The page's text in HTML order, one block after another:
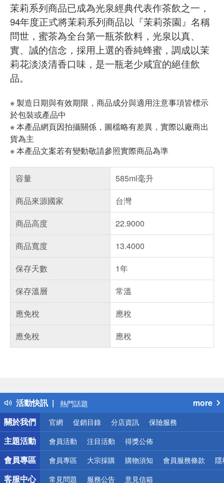
茉莉系列商品已成為光泉經典代表作茶飲之一，
94年度正式將茉莉系列商品以『茉莉茶園』名稱
問世，蜜茶為全台第一瓶茶飲料，光泉以真、
實、誠的信念，採用上選的香純蜂蜜，調成以茉
莉花淡淡清香口味，是一瓶老少咸宜的絕佳飲
品。
※ 製造日期與有效期限，商品成分與適用注意事項皆標示
於包裝或產品中
※ 本產品網頁因拍攝關係，圖檔略有差異，實際以廠商出
貨為主
※ 本產品文案若有變動敬請參照實際商品為準
容量
585ml毫升
商品來源國家
台灣
商品高度
22.9000
商品寬度
13.4000
保存天數
1年
保存溫層
常溫
應免稅
應稅
應免稅
應稅
活動快訊
得獎公告
熱門話題
銀行優惠
偏遠地區配送
詐騙網頁！請小心！
more
關於我們
官網 促銷目錄 分店資訊 保險服務
主題活動 會員活動 注目活動 得獎公佈
會員專區 會員專區 大宗採購 購物須知 會員服務條款 隱
客服中心 常見問題 服務公告 意見信箱